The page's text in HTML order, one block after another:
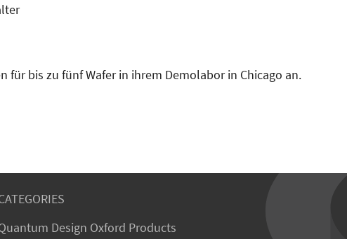
für bis zu fünf Wafer in ihrem Demolabor in Chicago an.
Design Oxford Products